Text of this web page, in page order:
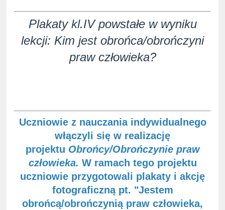
Plakaty kl.IV powstałe w wyniku
lekcji: Kim jest obrońca/obrończyni
praw człowieka?
Uczniowie z nauczania indywidualnego
włączyli się w realizację
projektu Obrońcy/Obrończynie praw
człowieka. W ramach tego projektu
uczniowie przygotowali plakaty i akcję
fotograficzną pt. "Jestem
obrońcą/obrończynią praw człowieka,